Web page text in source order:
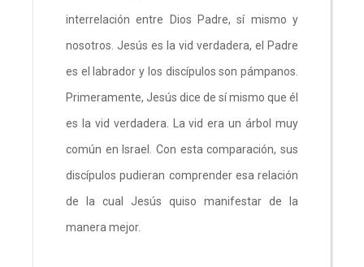
interrelación entre Dios Padre, sí mismo y
nosotros. Jesús es la vid verdadera, el Padre
es el labrador y los discípulos son pámpanos.
Primeramente, Jesús dice de sí mismo que él
es la vid verdadera. La vid era un árbol muy
común en Israel. Con esta comparación, sus
discípulos pudieran comprender esa relación
de la cual Jesús quiso manifestar de la
manera mejor.